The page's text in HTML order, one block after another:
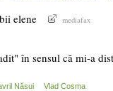
elene mediafax
în sensul că mi-a
Năsui Vlad Cosma